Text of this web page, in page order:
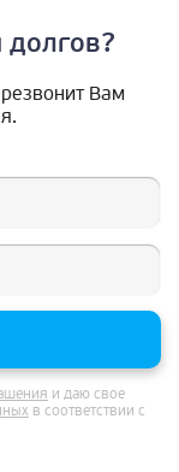
Вам
и даю свое
в соответствии с